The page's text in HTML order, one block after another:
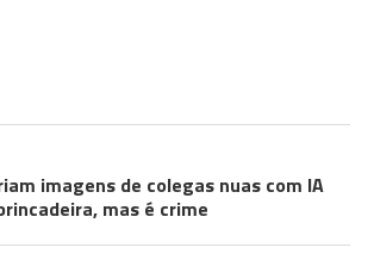
imagens de colegas nuas com IA
mas é crime